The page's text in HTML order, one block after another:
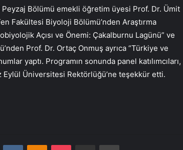
Bölümü emekli öğretim üyesi Prof. Dr. Ümit
Fakültesi Biyoloji Bölümü’nden Araştırma
Açısı ve Önemi: Çakalburnu Lagünü” ve
Prof. Dr. Ortaç Onmuş ayrıca “Türkiye ve
yaptı. Programın sonunda panel katılımcıları,
Üniversitesi Rektörlüğü’ne teşekkür etti.
VKontakteOdnoklassniki
Pocket E-Posta ile paylaş Yazdır